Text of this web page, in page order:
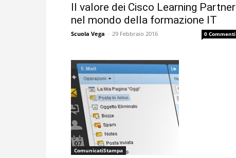
Il valore dei Cisco Learning Partner
nel mondo della formazione IT
Scuola Vega - 29 Febbraio 2016 0 Commenti
ComunicatiStampa